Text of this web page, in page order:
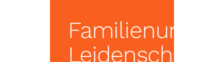
Leidenschaft